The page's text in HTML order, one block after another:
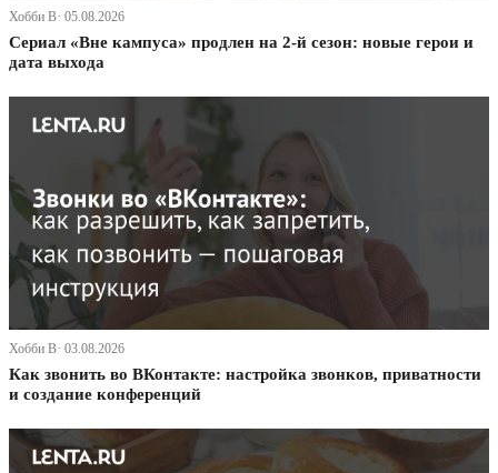
Хобби В· 05.08.2026
Сериал «Вне кампуса» продлен на 2-й сезон: новые герои и
дата выхода
Хобби В· 03.08.2026
Как звонить во ВКонтакте: настройка звонков, приватности
и создание конференций